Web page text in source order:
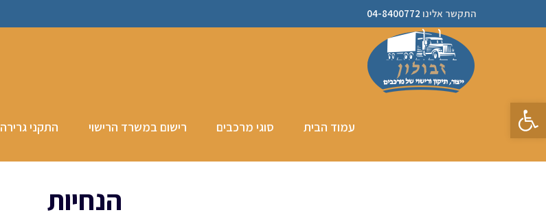
פתח סרגל נגישות
התקשר אלינו 04-8400772
עמוד הבית סוגי מרכבים רישום במשרד הרישוי התקני גרירה
הנחיות